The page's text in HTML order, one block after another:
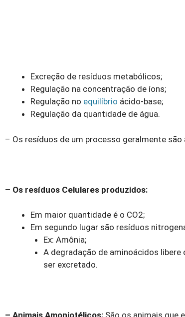
Excreção de resíduos metabólicos;
Regulação na concentração de íons;
Regulação no equilíbrio ácido-base;
Regulação da quantidade de água.
– Os resíduos de um processo geralmente
– Os resíduos Celulares produzidos:
Em maior quantidade é o CO2;
Em segundo lugar são resíduos
Ex: Amônia;
A degradação de aminoácidos
ser excretado.